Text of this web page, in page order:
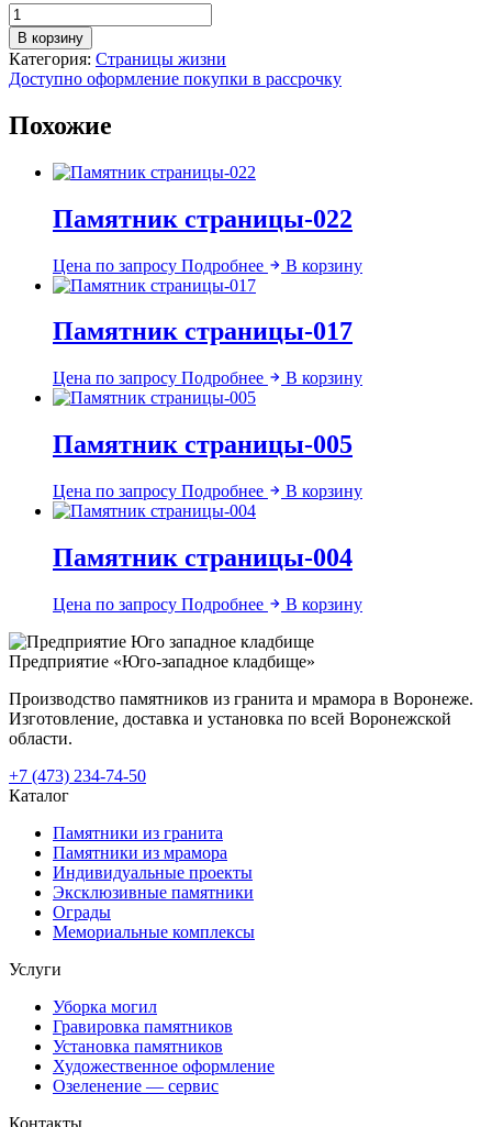
Количество
товара
Памятник
страницы-049
В корзину
Категория: Страницы жизни
Доступно оформление покупки в рассрочку
Похожие
Памятник страницы-022
Цена по запросу Подробнее В корзину
Памятник страницы-017
Цена по запросу Подробнее В корзину
Памятник страницы-005
Цена по запросу Подробнее В корзину
Памятник страницы-004
Цена по запросу Подробнее В корзину
Предприятие «Юго-западное кладбище»
Производство памятников из гранита и мрамора в Воронеже.
Изготовление, доставка и установка по всей Воронежской
области.
+7 (473) 234-74-50
Каталог
Памятники из гранита
Памятники из мрамора
Индивидуальные проекты
Эксклюзивные памятники
Ограды
Мемориальные комплексы
Услуги
Уборка могил
Гравировка памятников
Установка памятников
Художественное оформление
Озеленение — сервис
Контакты